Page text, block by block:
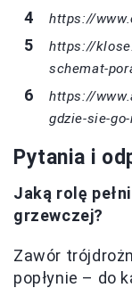
https://
https://
schemat-
https://
gdzie-sie-
Pytania i
Jaką rolę
grzewczej?
Zawór
popłynie – do